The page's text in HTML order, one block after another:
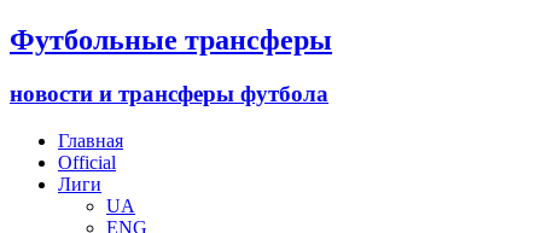
Футбольные трансферы
новости и трансферы футбола
Главная
Official
Лиги
UA
ENG